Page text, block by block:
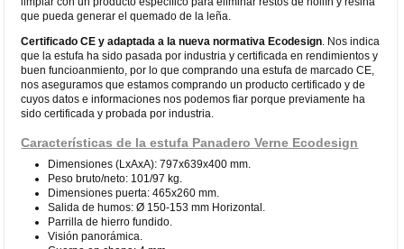
que pueda generar el quemado de la leña.
Certificado CEy adaptada a la nueva normativa Ecodesign . Nos indica
que la estufa ha sido pasada por industria y certificada en rendimientos y
buen funcioanmiento, por lo que comprando una estufa de marcado CE,
nos aseguramos que estamos comprando un producto certificado y de
cuyos datos e informaciones nos podemos fiar porque previamente ha
sido certificada y probada por industria.
Características de la estufa Panadero Verne Ecodesign
Dimensiones (LxAxA): 797x639x400 mm.
Peso bruto/neto: 101/97 kg.
Dimensiones puerta: 465x260 mm.
Salida de humos: Ø 150-153 mm Horizontal.
Parrilla de hierro fundido.
Visión panorámica.